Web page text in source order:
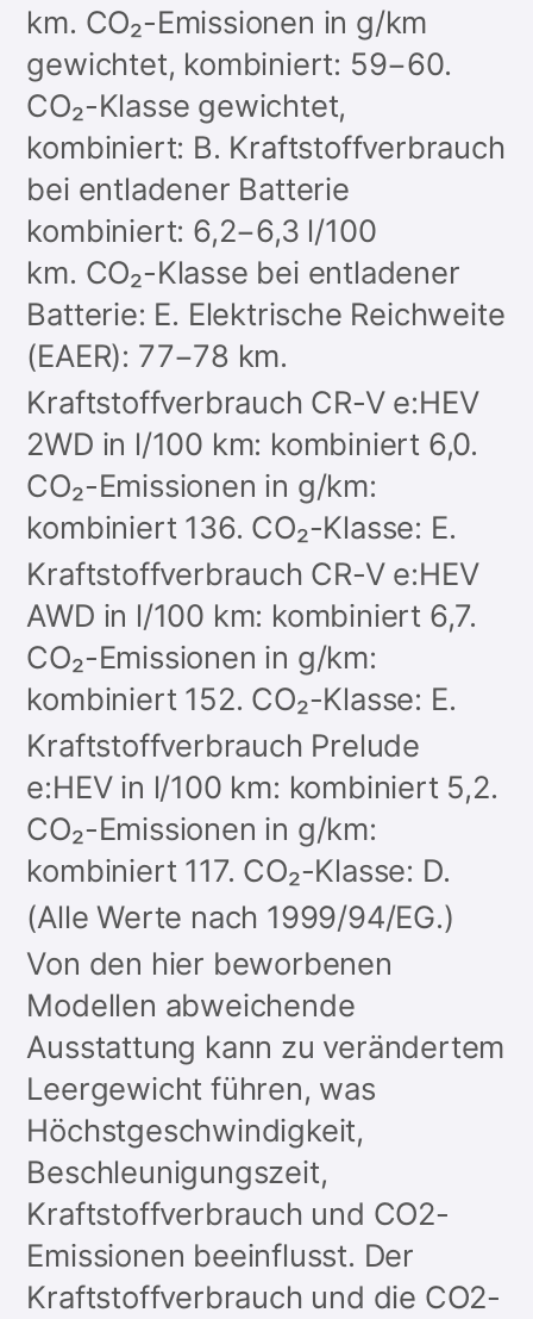
km. CO₂-Emissionen in g/km
gewichtet, kombiniert: 59−60.
CO₂-Klasse gewichtet,
kombiniert: B. Kraftstoffverbrauch
bei entladener Batterie
kombiniert: 6,2−6,3 l/100
km. CO₂-Klasse bei entladener
Batterie: E. Elektrische Reichweite
(EAER): 77−78 km.
Kraftstoffverbrauch CR-V e:HEV
2WD in l/100 km: kombiniert 6,0.
CO₂-Emissionen in g/km:
kombiniert 136. CO₂-Klasse: E.
Kraftstoffverbrauch CR-V e:HEV
AWD in l/100 km: kombiniert 6,7.
CO₂-Emissionen in g/km:
kombiniert 152. CO₂-Klasse: E.
Kraftstoffverbrauch Prelude
e:HEV in l/100 km: kombiniert 5,2.
CO₂-Emissionen in g/km:
kombiniert 117. CO₂-Klasse: D.
(Alle Werte nach 1999/94/EG.)
Von den hier beworbenen
Modellen abweichende
Ausstattung kann zu verändertem
Leergewicht führen, was
Höchstgeschwindigkeit,
Beschleunigungszeit,
Kraftstoffverbrauch und CO2-
Emissionen beeinflusst. Der
Kraftstoffverbrauch und die CO2-